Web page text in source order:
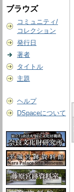
ブラウズ
コミュニティ/
コレクション
発行日
著者
タイトル
主題
ヘルプ
DSpaceについて